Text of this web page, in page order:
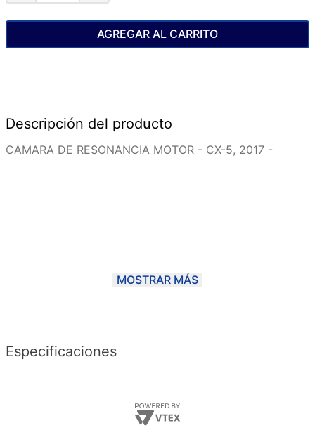
AGREGAR AL CARRITO
Descripción del producto
CAMARA DE RESONANCIA MOTOR - CX-5, 2017 -
MOSTRAR MÁS
Especificaciones